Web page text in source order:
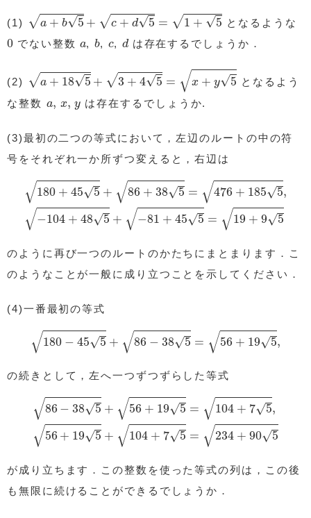
(1) √a + b√5 + √c + d√5 = √1 + √5
+b5+c+d +5
となるような
0
0 でない整数a
a,b
b, c
c, d
dは存在するでしょうか．
(2) √a + 18√5 + √3 + 4√5 = √x + y√5 となるよう
な整数 a, x, y
a x,y は存在するでしょうか.
(3)最初の二つの等式において，左辺のルートの中の符
号をそれぞれ一か所ずつ変えると，右辺は
√180 + 45√5 + √86 + 38√5 = √476 + 185√5,
√−104 + 48√5 + √−81 + 45√5 = √19 + 9√5
180+455+86+ =476+1855 104+485+−81+45
のように再び一つのルートのかたちにまとまります．こ
のようなことが一般に成り立つことを示してください．
(4)一番最初の等式
√180 − 45√5 + √86 − 38√5 = √56 + 19√5,
180− +86−385=56 195,
の続きとして，左へ一つずつずらした等式
√86 − 38√5 + √56 + 19√5 = √104 + 7√5,
√56 + 19√5 + √104 + 7√5 = √234 + 90√5
86−385+56+ =104+75,56 5+104+75=
が成り立ちます．この整数を使った等式の列は，この後
も無限に続けることができるでしょうか．